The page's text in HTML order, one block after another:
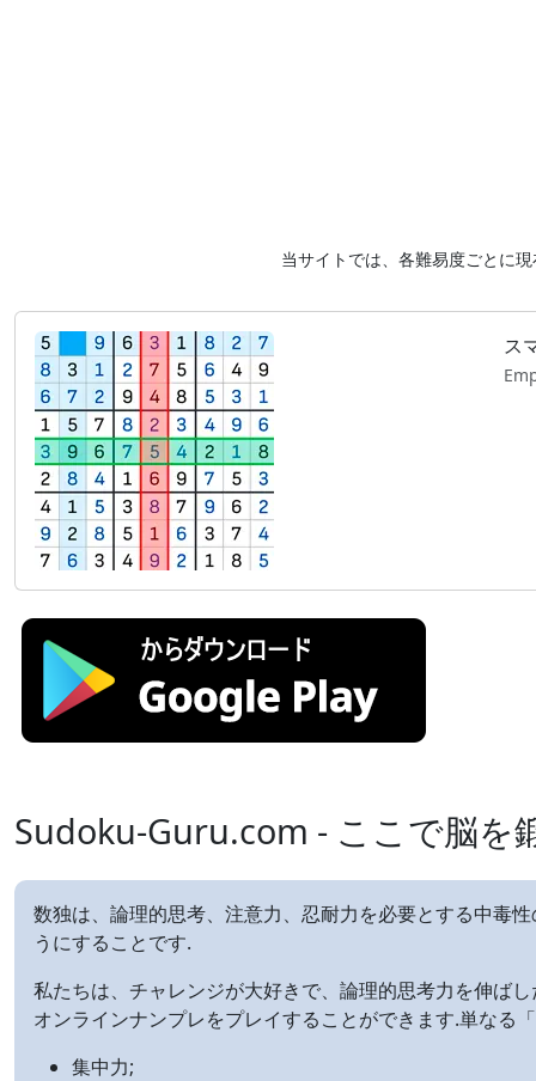
当サイトでは、各難易度ごとに
ス
Sudoku-Guru.com - ここで脳を
数独は、論理的思考、注意力、忍耐力を必要とする中毒
うにすることです.
私たちは、チャレンジが大好きで、論理的思考力を伸ば
オンラインナンプレをプレイすることができます.単なる
集中力;